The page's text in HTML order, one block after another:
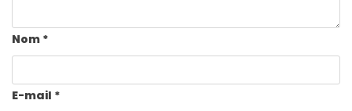
Nom *
E-mail *